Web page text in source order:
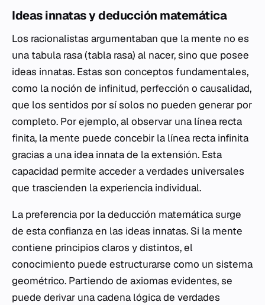
Ideas innatas y deducción matemática
Los racionalistas argumentaban que la mente no es
una tabula rasa(tabla rasa) al nacer, sino que posee
ideas innatas. Estas son conceptos fundamentales,
como la noción de infinitud, perfección o causalidad,
que los sentidos por sí solos no pueden generar por
completo. Por ejemplo, al observar una línea recta
finita, la mente puede concebir la línea recta infinita
gracias a una idea innata de la extensión. Esta
capacidad permite acceder a verdades universales
que trascienden la experiencia individual.
La preferencia por la deducción matemática surge
de esta confianza en las ideas innatas. Si la mente
contiene principios claros y distintos, el
conocimiento puede estructurarse como un sistema
geométrico. Partiendo de axiomas evidentes, se
puede derivar una cadena lógica de verdades